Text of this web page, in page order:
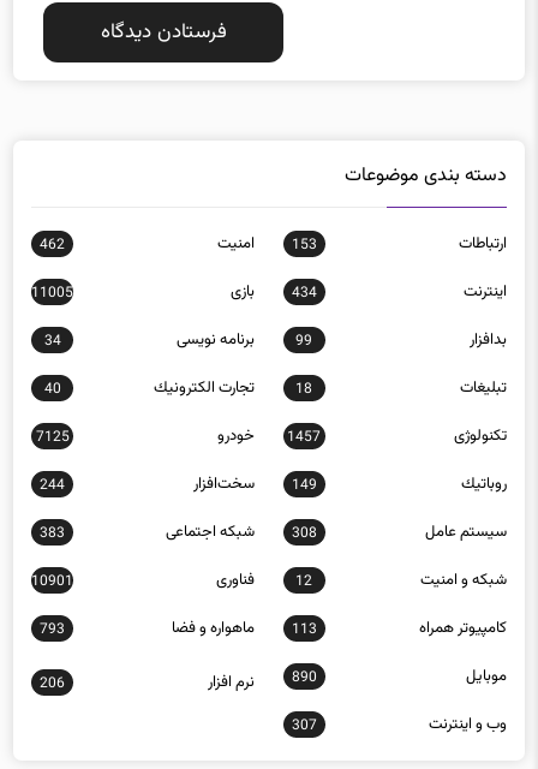
دسته بندی موضوعات
ارتباطات 153 امنيت 462
اينترنت 434 بازی 11005
بدافزار 99 برنامه نويسی 34
تبلیغات 18 تجارت الكترونيك 40
تکنولوژی 1457 خودرو 7125
روباتيك 149 سخت‌افزار 244
سيستم عامل 308 شبكه اجتماعی 383
شبكه و امنيت 12 فناوری 10901
كامپيوتر همراه 113 ماهواره و فضا 793
موبايل 890 نرم افزار 206
وب و اينترنت 307